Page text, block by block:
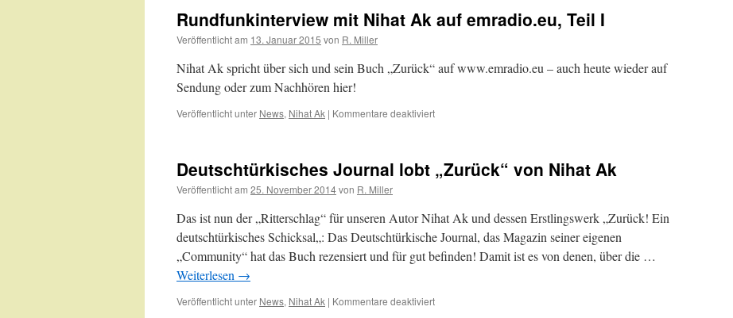
„Die
ja
leider
Betrieb“
Rundfunkinterview mit Nihat Ak auf emradio.eu, Teil I
Veröffentlicht am 13. Januar 2015 von R. Miller
Nihat Ak spricht über sich und sein Buch „Zurück“ auf www.emradio.eu – auch heute wieder auf
Sendung oder zum Nachhören hier!
Veröffentlicht unter News, Nihat Ak | Kommentare deaktiviertfür
Ak
Teil
I
Deutschtürkisches Journal lobt „Zurück“ von Nihat Ak
Veröffentlicht am 25. November 2014von R. Miller
Das ist nun der „Ritterschlag“ für unseren Autor Nihat Ak und dessen Erstlingswerk „Zurück! Ein
deutschtürkisches Schicksal„: Das Deutschtürkische Journal, das Magazin seiner eigenen
„Community“ hat das Buch rezensiert und für gut befinden! Damit ist es von denen, über die …
Weiterlesen →
Veröffentlicht unter News, Nihat Ak | Kommentare deaktiviertfür